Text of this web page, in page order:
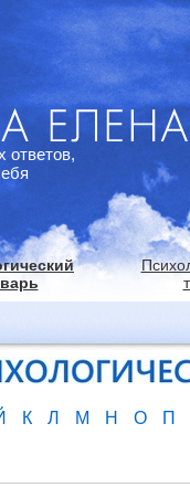
ответов,
К Л М Н О
П